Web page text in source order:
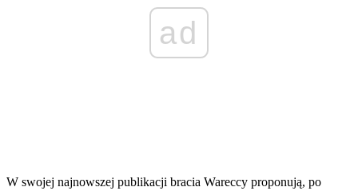
ad
W swojej najnowszej publikacji bracia Wareccy proponują, po